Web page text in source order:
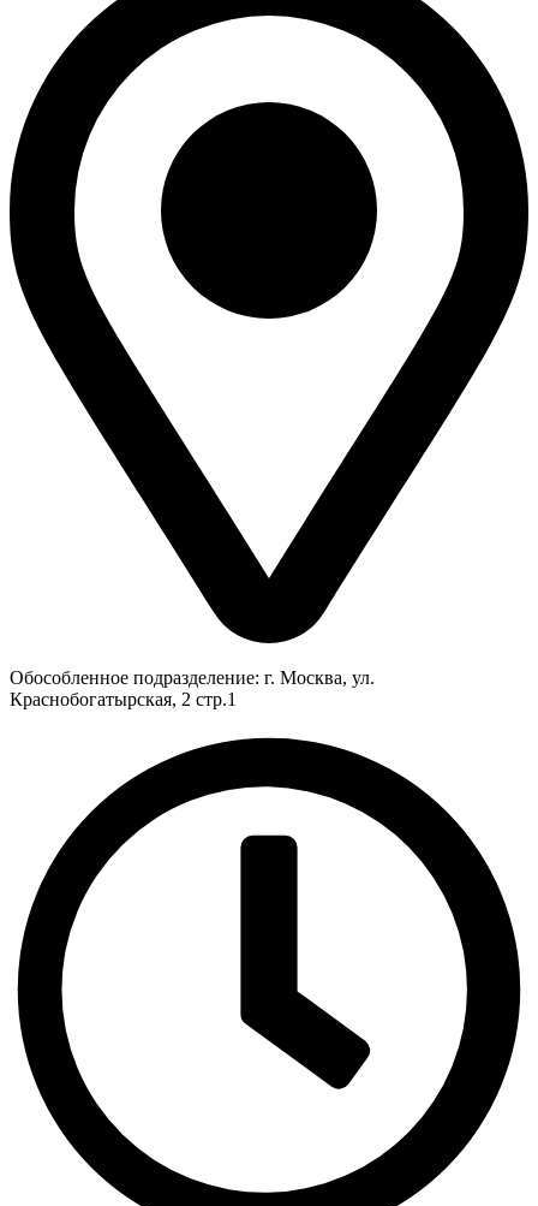
Обособленное подразделение: г. Москва, ул.
Краснобогатырская, 2 стр.1